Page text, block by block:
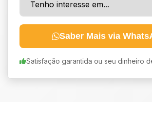
Saber Mais via
Satisfação garantida ou seu dinheiro